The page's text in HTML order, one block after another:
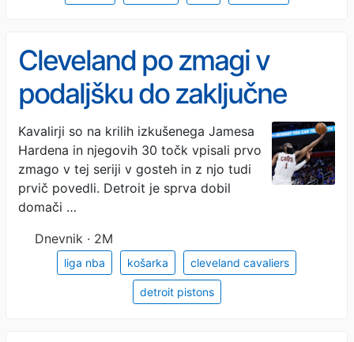
Cleveland po zmagi v
podaljšku do zaključne
žogice proti Detroitu
Kavalirji so na krilih izkušenega Jamesa
Hardena in njegovih 30 točk vpisali prvo
zmago v tej seriji v gosteh in z njo tudi
prvič povedli. Detroit je sprva dobil
domači …
Dnevnik · 2M
liga nba košarka cleveland cavaliers
detroit pistons